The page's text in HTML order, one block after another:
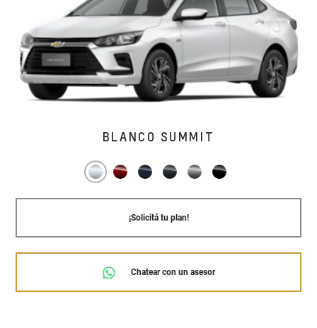
BLANCO SUMMIT
¡Solicitá tu plan!
Chatear con un asesor